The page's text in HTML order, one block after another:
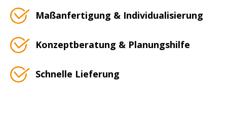
Maßanfertigung & Individualisierung
Konzeptberatung & Planungshilfe
Schnelle Lieferung